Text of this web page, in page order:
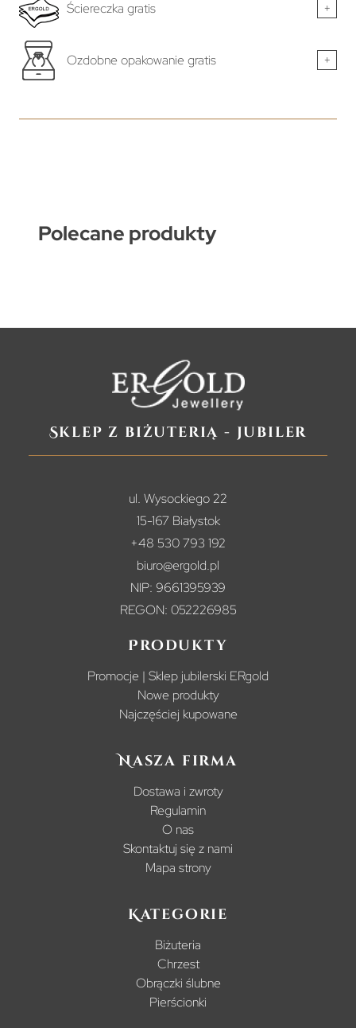
Ściereczka gratis +
Ozdobne opakowanie gratis +
Polecane produkty
Sklep z biżuterią - jubiler
ul. Wysockiego 22
15-167 Białystok
+48 530 793 192
biuro@ergold.pl
NIP: 9661395939
REGON: 052226985
Produkty
Promocje | Sklep jubilerski ERgold
Nowe produkty
Najczęściej kupowane
Nasza firma
Dostawa i zwroty
Regulamin
O nas
Skontaktuj się z nami
Mapa strony
Kategorie
Biżuteria
Chrzest
Obrączki ślubne
Pierścionki